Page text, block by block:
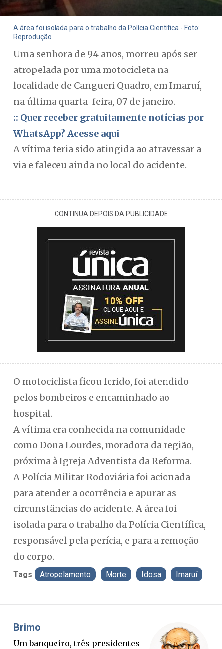
A área foi isolada para o trabalho da Polícia Científica - Foto:
Reprodução
Uma senhora de 94 anos, morreu após ser
atropelada por uma motocicleta na
localidade de Cangueri Quadro, em Imaruí,
na última quarta-feira, 07 de janeiro.
:: Quer receber gratuitamente notícias por
WhatsApp? Acesse aqui
A vítima teria sido atingida ao atravessar a
via e faleceu ainda no local do acidente.
CONTINUA DEPOIS DA PUBLICIDADE
O motociclista ficou ferido, foi atendido
pelos bombeiros e encaminhado ao
hospital.
A vítima era conhecida na comunidade
como Dona Lourdes, moradora da região,
próxima à Igreja Adventista da Reforma.
A Polícia Militar Rodoviária foi acionada
para atender a ocorrência e apurar as
circunstâncias do acidente. A área foi
isolada para o trabalho da Polícia Científica,
responsável pela perícia, e para a remoção
do corpo.
Tags Atropelamento Morte Idosa Imaruí
O Boato corre mais rápido que a